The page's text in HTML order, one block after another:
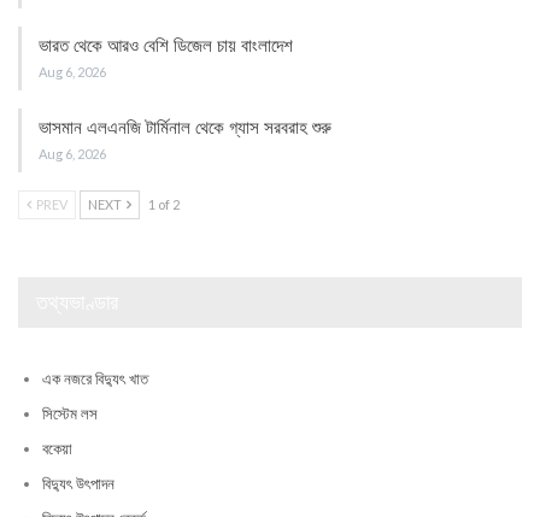
ভারত থেকে আরও বেশি ডিজেল চায় বাংলাদেশ
Aug 6, 2026
ভাসমান এলএনজি টার্মিনাল থেকে গ্যাস সরবরাহ শুরু
Aug 6, 2026
PREV NEXT 1 of 2
এক নজরে বিদ্যুৎ খাত
সিস্টেম লস
বকেয়া
বিদ্যুৎ উৎপাদন